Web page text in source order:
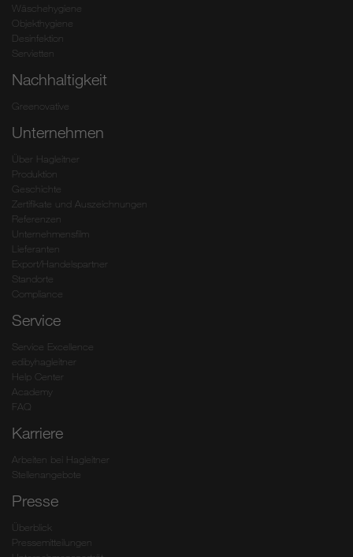
Wäschehygiene
Objekthygiene
Desinfektion
Servietten
Nachhaltigkeit
Greenovative
Unternehmen
Über Hagleitner
Produktion
Geschichte
Zertifikate und Auszeichnungen
Referenzen
Unternehmensfilm
Lieferanten
Export/Handelspartner
Standorte
Compliance
Service
Service Excellence
edibyhagleitner
Help Center
Academy
FAQ
Karriere
Arbeiten bei Hagleitner
Stellenangebote
Presse
Überblick
Pressemitteilungen